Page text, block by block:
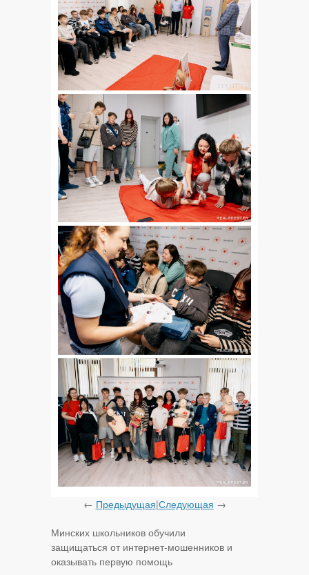
← Предыдущая|Следующая →
Минских школьников обучили
защищаться от интернет-мошенников и
оказывать первую помощь